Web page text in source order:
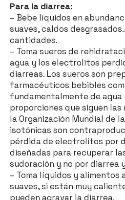
Para la diarrea:
– Bebe líquidos en
suaves, caldos
cantidades.
– Toma sueros de
agua y los electrolitos
diarreas. Los sueros son
farmacéuticos bebibles
fundamentalmente de agua
proporciones que siguen
la Organización Mundial de
isotónicas son
pérdida de electrolitos por
diseñadas para recuperar
sudoración y no por diarrea
– Toma líquidos y alimentos
suaves, si están muy
pueden agravar la diarrea.